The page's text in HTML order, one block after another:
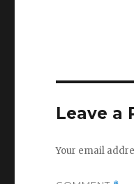
Leave a
Your email